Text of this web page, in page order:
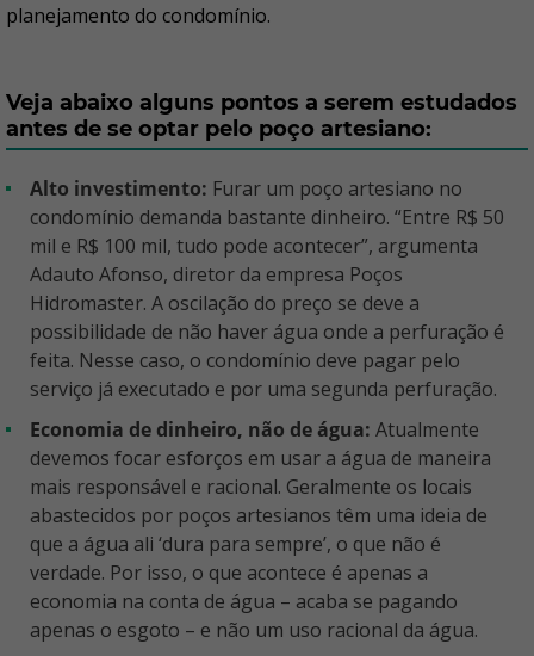
planejamento do condomínio.
Veja abaixo alguns pontos a serem estudados
antes de se optar pelo poço artesiano:
Alto investimento: Furar um poço artesiano no
condomínio demanda bastante dinheiro. “Entre R$ 50
mil e R$ 100 mil, tudo pode acontecer”, argumenta
Adauto Afonso, diretor da empresa Poços
Hidromaster. A oscilação do preço se deve a
possibilidade de não haver água onde a perfuração é
feita. Nesse caso, o condomínio deve pagar pelo
serviço já executado e por uma segunda perfuração.
Economia de dinheiro, não de água: Atualmente
devemos focar esforços em usar a água de maneira
mais responsável e racional. Geralmente os locais
abastecidos por poços artesianos têm uma ideia de
que a água ali ‘dura para sempre’, o que não é
verdade. Por isso, o que acontece é apenas a
economia na conta de água – acaba se pagando
apenas o esgoto – e não um uso racional da água.